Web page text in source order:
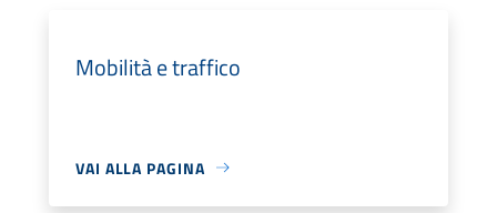
Mobilità e traffico
VAI ALLA PAGINA